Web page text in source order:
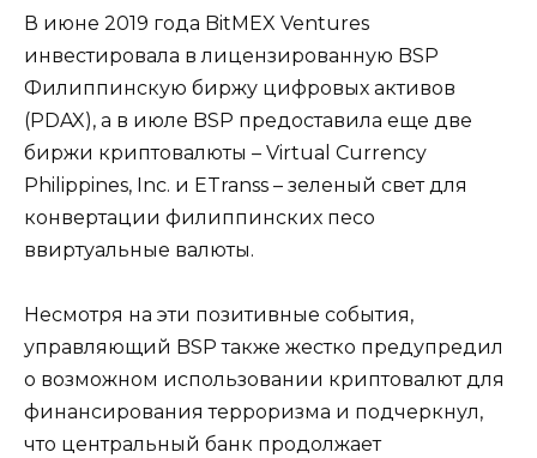
В июне 2019 года BitMEX Ventures
инвестировала в лицензированную BSP
Филиппинскую биржу цифровых активов
(PDAX), а в июле BSP предоставила еще две
биржи криптовалюты – Virtual Currency
Philippines, Inc. и ETranss – зеленый свет для
конвертации филиппинских песо
ввиртуальные валюты.
Несмотря на эти позитивные события,
управляющий BSP также жестко предупредил
о возможном использовании криптовалют для
финансирования терроризма и подчеркнул,
что центральный банк продолжает